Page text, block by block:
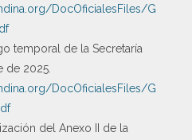
DocOficialesFiles/G
temporal de la Secretaría
de 2025.
DocOficialesFiles/G
del Anexo II de la